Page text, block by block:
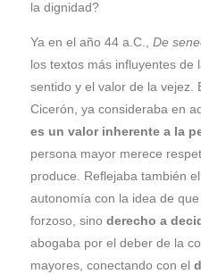
la dignidad?
Ya en el año 44 a.C., De
los textos más influyentes de
sentido y el valor de la vejez.
Cicerón, ya consideraba en
es un valor inherente a la
persona mayor merece
produce. Reflejaba también
autonomía con la idea de
forzoso, sino derecho a
abogaba por el deber de la
mayores, conectando con el